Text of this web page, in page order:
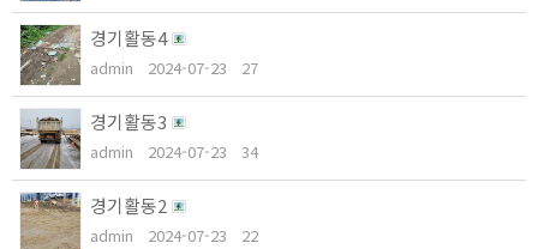
경기활동4
admin 2024-07-23 27
경기활동3
admin 2024-07-23 34
경기활동2
admin 2024-07-23 22